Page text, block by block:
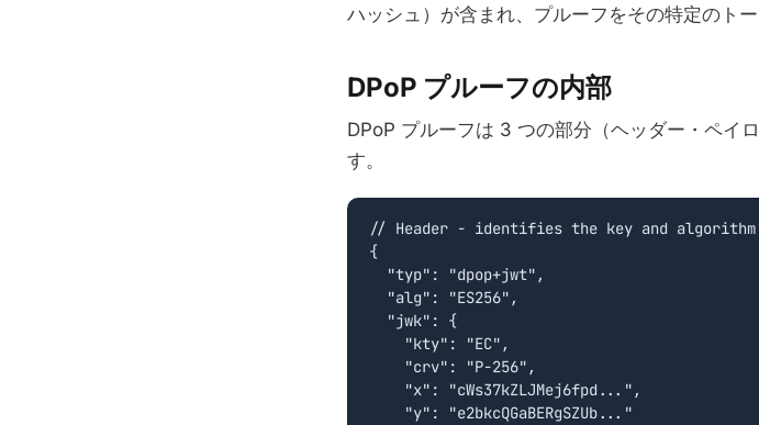
ハッシュ）が含まれ、プルーフをその特定のトー
DPoP プルーフの内部
DPoP プルーフは 3 つの部分（ヘッダー・ペイ
す。
// Header - identifies the key and algorithm
{
  "typ": "dpop+jwt",
  "alg": "ES256",
  "jwk": {
    "kty": "EC",
    "crv": "P-256",
    "x": "cWs37kZLJMej6fpd...",
    "y": "e2bkcQGaBERgSZUb..."